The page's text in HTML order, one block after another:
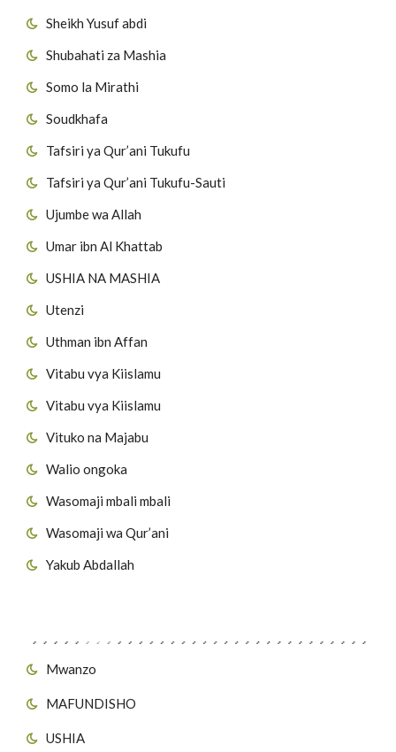
Sheikh Yusuf abdi
Shubahati za Mashia
Somo la Mirathi
Soudkhafa
Tafsiri ya Qur’ani Tukufu
Tafsiri ya Qur’ani Tukufu-Sauti
Ujumbe wa Allah
Umar ibn Al Khattab
USHIA NA MASHIA
Utenzi
Uthman ibn Affan
Vitabu vya Kiislamu
Vitabu vya Kiislamu
Vituko na Majabu
Walio ongoka
Wasomaji mbali mbali
Wasomaji wa Qur’ani
Yakub Abdallah
Mwanzo
MAFUNDISHO
USHIA